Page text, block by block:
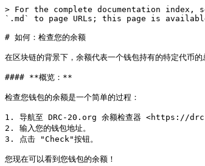
> For the complete documentation
`.md` to page URLs; this page is
# 如何：检查您的余额
在区块链的背景下，余额代表一个钱包持有的特定代币
#### **概览：**
检查您钱包的余额是一个简单的过程：
1. 导航至 DRC-20.org 余额检查器 <https://
2. 输入您的钱包地址。
3. 点击 "Check"按钮。
您现在可以看到您钱包的余额！